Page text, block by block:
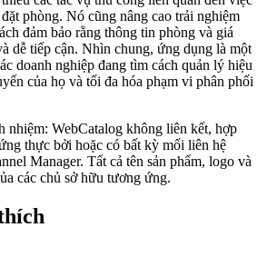
phòng. Nó cũng nâng cao trải nghiệm
đảm bảo rằng thông tin phòng và giá
dễ tiếp cận. Nhìn chung, ứng dụng là một
doanh nghiệp đang tìm cách quản lý hiệu
của họ và tối đa hóa phạm vi phân phối
nhiệm: WebCatalog không liên kết, hợp
thực bởi hoặc có bất kỳ mối liên hệ
Manager. Tất cả tên sản phẩm, logo và
các chủ sở hữu tương ứng.